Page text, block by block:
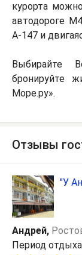
курорта
автодороге
А-147 и
Выбирайте
бронируйте
Море.ру».
Отзывы
"У
Андрей,
Период